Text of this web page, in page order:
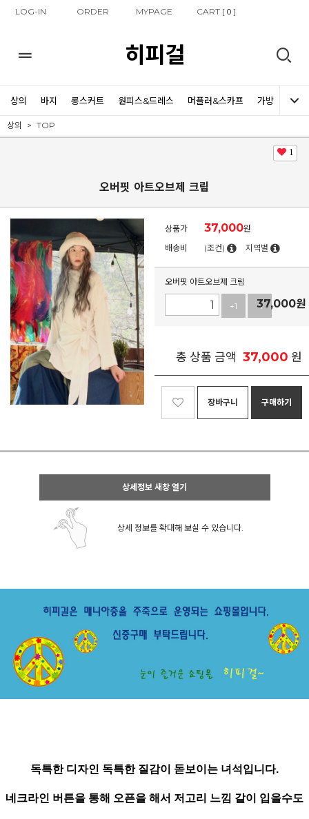
LOG-IN ORDER MYPAGE CART [0 ]
히피걸
상의 바지 롱스커트 원피스&드레스 머플러&스카프 가방 신발
상의 TOP
1
오버핏 아트오브제 크림
상품가 37,000원
배송비
(조건) 지역별
오버핏 아트오브제 크림
+1 -1
37,000원
총 상품 금액 37,000 원
장바구니 구매하기
상세정보 새창 열기
상세 정보를 확대해 보실 수 있습니다.
독특한 디자인 독특한 질감이 돋보이는 녀석입니다.
네크라인 버튼을 통해 오픈을 해서 저고리 느낌 같이 입을수도